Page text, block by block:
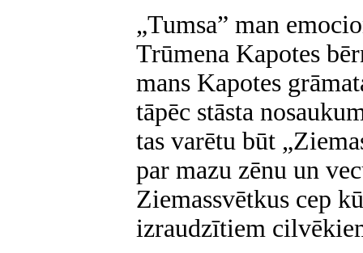
„Tumsa” man
Trūmena Kapotes
mans Kapotes
tāpēc stāsta
tas varētu būt
par mazu zēnu un
Ziemassvētkus cep
izraudzītiem